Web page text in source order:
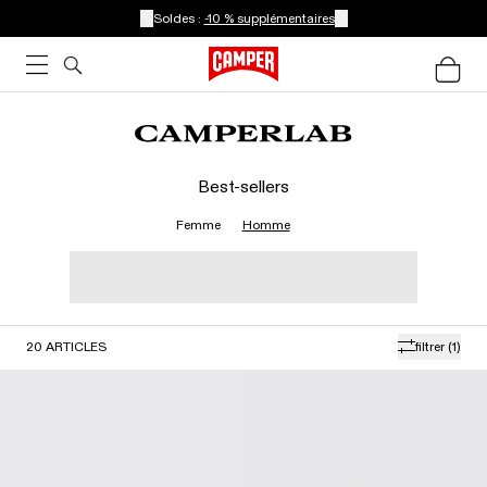
Soldes : -10 % supplémentaires
Best-sellers
Femme Homme
filtrer (1)
20 ARTICLES